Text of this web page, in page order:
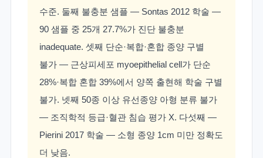
수준. 둘째 불충분 샘플 — Sontas 2012 학술 —
90 샘플 중 25개 27.7%가 진단 불충분
inadequate. 셋째 단순·복합·혼합 종양 구별
불가 — 근상피세포 myoepithelial cell가 단순
28%·복합 혼합 39%에서 양쪽 출현해 학술 구별
불가. 넷째 50종 이상 유선종양 아형 분류 불가
— 조직학적 등급·혈관 침습 평가 X. 다섯째 —
Pierini 2017 학술 — 소형 종양 1cm 미만 정확도
더 낮음.